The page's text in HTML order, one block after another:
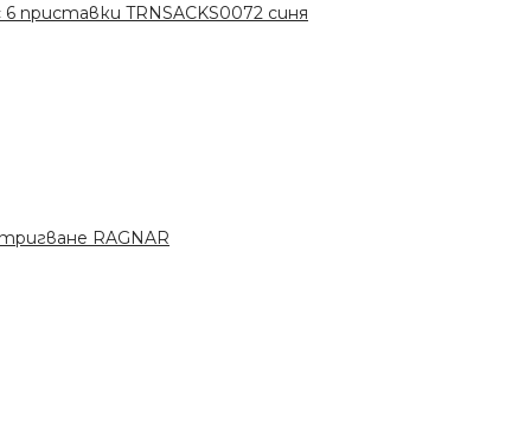
приставки TRNSACKS0072 синя
RAGNAR